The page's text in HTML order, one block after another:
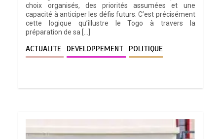
choix organisés, des priorités assumées et une
capacité à anticiper les défis futurs. C’est précisément
cette logique qu’illustre le Togo à travers la
préparation de sa […]
ACTUALITE DEVELOPPEMENT POLITIQUE